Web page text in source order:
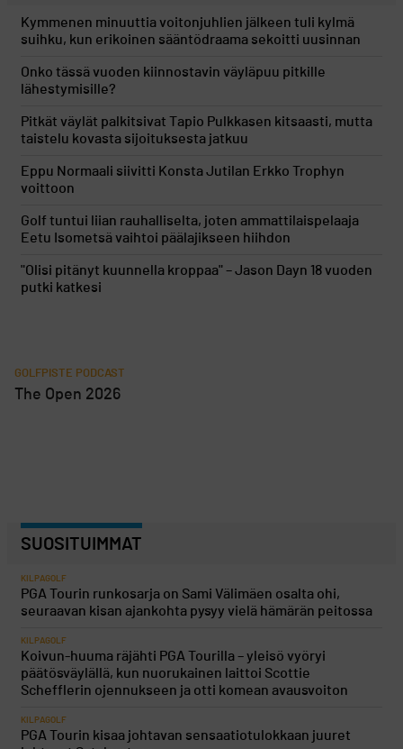
Kymmenen minuuttia voitonjuhlien jälkeen tuli kylmä
suihku, kun erikoinen sääntödraama sekoitti uusinnan
Onko tässä vuoden kiinnostavin väyläpuu pitkille
lähestymisille?
Pitkät väylät palkitsivat Tapio Pulkkasen kitsaasti, mutta
taistelu kovasta sijoituksesta jatkuu
Eppu Normaali siivitti Konsta Jutilan Erkko Trophyn
voittoon
Golf tuntui liian rauhalliselta, joten ammattilaispelaaja
Eetu Isometsä vaihtoi päälajikseen hiihdon
"Olisi pitänyt kuunnella kroppaa" – Jason Dayn 18 vuoden
putki katkesi
GOLFPISTE PODCAST
The Open 2026
SUOSITUIMMAT
KILPAGOLF
PGA Tourin runkosarja on Sami Välimäen osalta ohi,
seuraavan kisan ajankohta pysyy vielä hämärän peitossa
KILPAGOLF
Koivun-huuma räjähti PGA Tourilla – yleisö vyöryi
päätösväylällä, kun nuorukainen laittoi Scottie
Schefflerin ojennukseen ja otti komean avausvoiton
KILPAGOLF
PGA Tourin kisaa johtavan sensaatiotulokkaan juuret